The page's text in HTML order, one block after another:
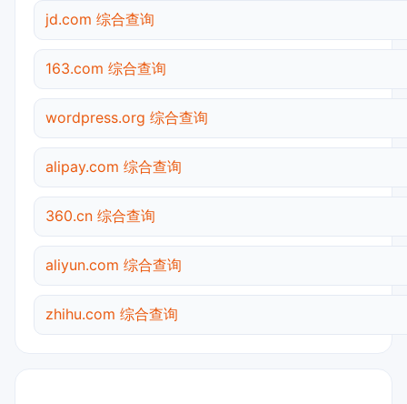
jd.com 综合查询
163.com 综合查询
wordpress.org 综合查询
alipay.com 综合查询
360.cn 综合查询
aliyun.com 综合查询
zhihu.com 综合查询